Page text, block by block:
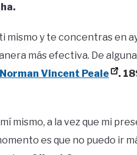
mismo y te concentras en
más efectiva. De
Norman Vincent Peale .
mismo, a la vez que mi
es que no puedo ir